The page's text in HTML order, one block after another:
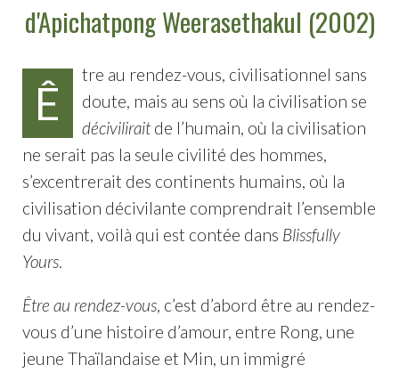
d'Apichatpong Weerasethakul (2002)
Ê
tre au rendez-vous, civilisationnel sans
doute, mais au sens où la civilisation se
déciviliraitde l’humain, où la civilisation
ne serait pas la seule civilité des hommes,
s’excentrerait des continents humains, où la
civilisation décivilante comprendrait l’ensemble
du vivant, voilà qui est contée dans Blissfully
Yours.
Être au rendez-vous, c’est d’abord être au rendez-
vous d’une histoire d’amour, entre Rong, une
jeune Thaïlandaise et Min, un immigré